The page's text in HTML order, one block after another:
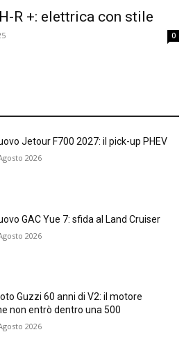
R +: elettrica con stile
0
Jetour F700 2027: il pick-up PHEV
2026
GAC Yue 7: sfida al Land Cruiser
2026
Guzzi 60 anni di V2: il motore
non entrò dentro una 500
2026